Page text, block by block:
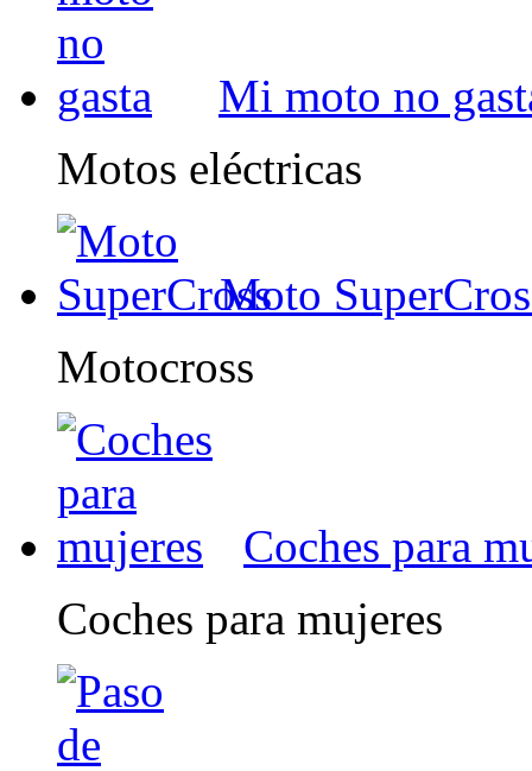
Mi moto no
Motos eléctricas
Moto
Motocross
Coches para
Coches para mujeres